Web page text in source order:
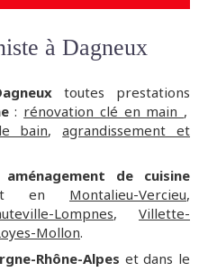
à Dagneux
toutes prestations
: rénovation clé en main ,
bain,agrandissement et
aménagement de cuisine
en Montalieu-Vercieu,
Lompnes, Villette-
Mollon.
Rhône-Alpes et dans le